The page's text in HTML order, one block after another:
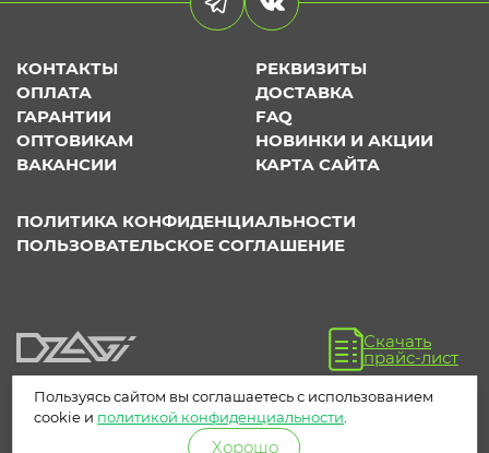
КОНТАКТЫ
РЕКВИЗИТЫ
ОПЛАТА
ДОСТАВКА
ГАРАНТИИ
FAQ
ОПТОВИКАМ
НОВИНКИ И АКЦИИ
ВАКАНСИИ
КАРТА САЙТА
ПОЛИТИКА КОНФИДЕНЦИАЛЬНОСТИ
ПОЛЬЗОВАТЕЛЬСКОЕ СОГЛАШЕНИЕ
Скачать
прайс-лист
Пользуясь сайтом вы соглашаетесь с использованием
cookie и политикой конфиденциальности
Хорошо